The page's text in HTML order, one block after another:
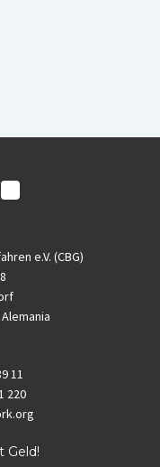
e.V. (CBG)
11
220
Geld!